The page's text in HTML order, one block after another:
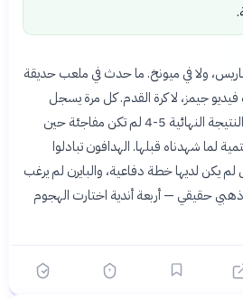
ولا في ميونخ. ما حدث في ملعب حديقة
فيديو جيمز، لا كرة القدم. كل مرة يسجل
أحدهم هدفاً، ترد الآخر فوراً. النتيجة النهائية 5-4 لم تكن مفاجئة حين
لما شهدناه قبلها. الهدافون تبادلوا
يكن لديها خطة دفاعية، والبايرن لم يرغب
حقيقي — أربعة أندية اختارت الهجوم